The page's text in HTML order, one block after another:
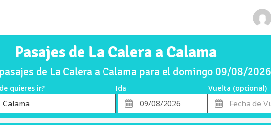
Pasajes de La Calera a Calama
de La Calera a Calama para el domingo 09/08/2026
quieres ir? Ida
Vuelta (opcional)
Calama
Fecha
de
Fecha
de
Vuelta